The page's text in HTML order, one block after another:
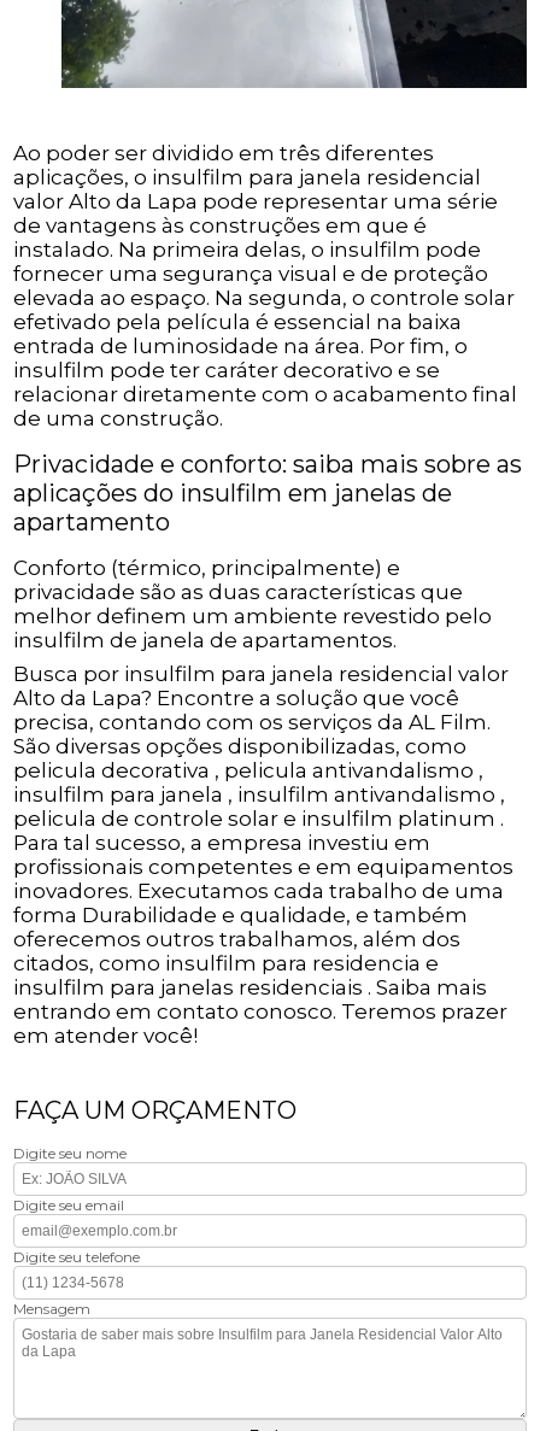
Ao poder ser dividido em três diferentes
aplicações, o insulfilm para janela residencial
valor Alto da Lapa pode representar uma série
de vantagens às construções em que é
instalado. Na primeira delas, o insulfilm pode
fornecer uma segurança visual e de proteção
elevada ao espaço. Na segunda, o controle solar
efetivado pela película é essencial na baixa
entrada de luminosidade na área. Por fim, o
insulfilm pode ter caráter decorativo e se
relacionar diretamente com o acabamento final
de uma construção.
Privacidade e conforto: saiba mais sobre as
aplicações do insulfilm em janelas de
apartamento
Conforto (térmico, principalmente) e
privacidade são as duas características que
melhor definem um ambiente revestido pelo
insulfilm de janela de apartamentos.
Busca por insulfilm para janela residencial valor
Alto da Lapa? Encontre a solução que você
precisa, contando com os serviços da AL Film.
São diversas opções disponibilizadas, como
pelicula decorativa , pelicula antivandalismo ,
insulfilm para janela , insulfilm antivandalismo ,
pelicula de controle solar e insulfilm platinum .
Para tal sucesso, a empresa investiu em
profissionais competentes e em equipamentos
inovadores. Executamos cada trabalho de uma
forma Durabilidade e qualidade, e também
oferecemos outros trabalhamos, além dos
citados, como insulfilm para residencia e
insulfilm para janelas residenciais . Saiba mais
entrando em contato conosco. Teremos prazer
em atender você!
FAÇA UM ORÇAMENTO
Digite seu nome
Digite seu email
Digite seu telefone
Mensagem